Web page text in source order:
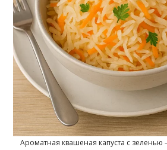
Ароматная квашеная капуста с зеленью